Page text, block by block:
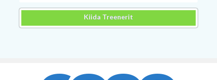
Kiida Treenerit